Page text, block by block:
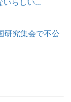
いらしい...
究集会で不公